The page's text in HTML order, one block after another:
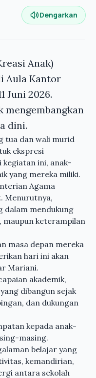
Dengarkan
Anak)
Aula Kantor
Juni 2026.
mengembangkan
dini.
tua dan wali murid
ekspresi
kegiatan ini, anak-
yang mereka miliki.
Agama
Menurutnya,
dalam mendukung
maupun keterampilan
masa depan mereka
hari ini akan
Mariani.
akademik,
dibangun sejak
dan dukungan
kepada anak-
masing.
belajar yang
kemandirian,
antara sekolah